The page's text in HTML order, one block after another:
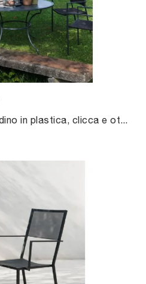
Se cerchi sedie da giardino in plastica, clicca e ottieni informazioni sul modello Experience Sedia della firma Unopiu.